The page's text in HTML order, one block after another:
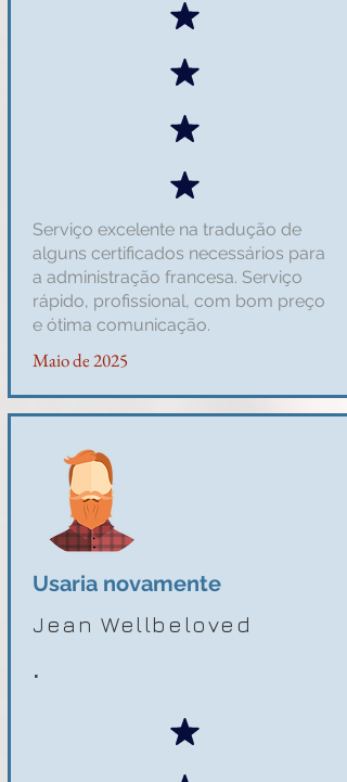
Serviço excelente na tradução de
alguns certificados necessários para
a administração francesa. Serviço
rápido, profissional, com bom preço
e ótima comunicação.
Maio de 2025
Usaria novamente
Jean Wellbeloved
.